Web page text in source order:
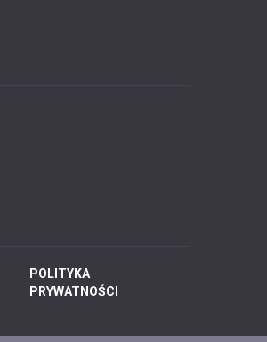
POLITYKA
PRYWATNOŚCI